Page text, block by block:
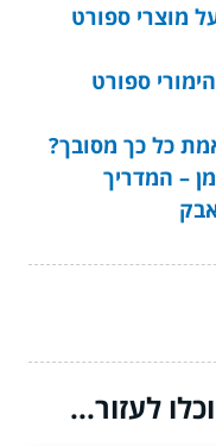
מוצרי ספורט
ספורט
כל כך מסובך?
– המדריך
לעזור...